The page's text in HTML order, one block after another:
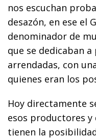
nos escuchan
desazón, en ese el
denominador de
que se dedicaban
arrendadas, con
quienes eran los
Hoy directamente
esos productores y
tienen la